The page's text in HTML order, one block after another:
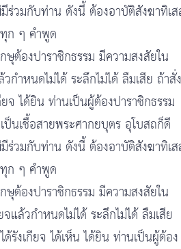
ร่วมกับท่าน ดังนี้ ต้องอาบัติสังฆาทิเ
ทุก ๆ คำพูด
ต้องปาราชิกธรรม มีความสงสัยใน
กำหนดไม่ได้ ระลึกไม่ได้ ลืมเสีย ถ้าสั่ง
ยจ ได้ยิน ท่านเป็นผู้ต้องปาราชิกธรรม
นเชื้อสายพระศากยบุตร อุโบสถก็ดี
ร่วมกับท่าน ดังนี้ ต้องอาบัติสังฆาทิเ
ทุก ๆ คำพูด
ต้องปาราชิกธรรม มีความสงสัยใน
จแล้วกำหนดไม่ได้ ระลึกไม่ได้ ลืมเสีย
ด้รังเกียจ ได้เห็น ได้ยิน ท่านเป็นผู้ต้อง